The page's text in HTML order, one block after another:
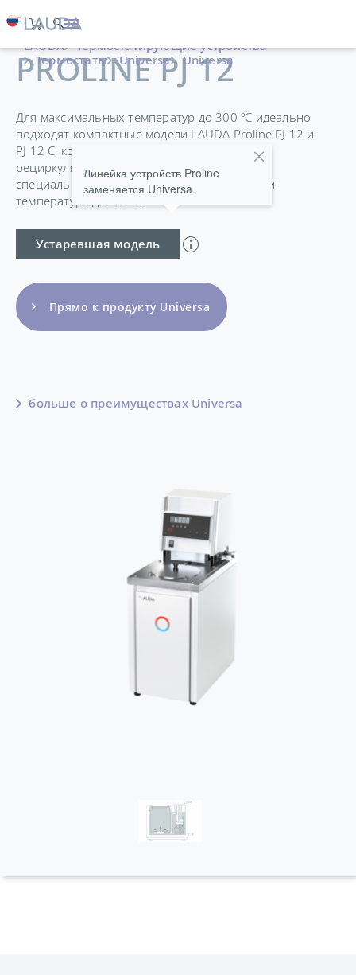
LAUDA
Термостатирующие устройства
Термостаты
Universa Universa
PROLINE PJ 12
Для максимальных температур до 300 ºC идеально
подходят компактные модели LAUDA Proline PJ 12 и
PJ 12 C, которые также могут работать с
рециркуляционным холодильником LAUDA,
специально разработанным для работы при
температуре до -40 °C.
Устаревшая модель
Линейка устройств Proline
заменяется Universa.
Прямо к продукту Universa
больше о преимуществах Universa